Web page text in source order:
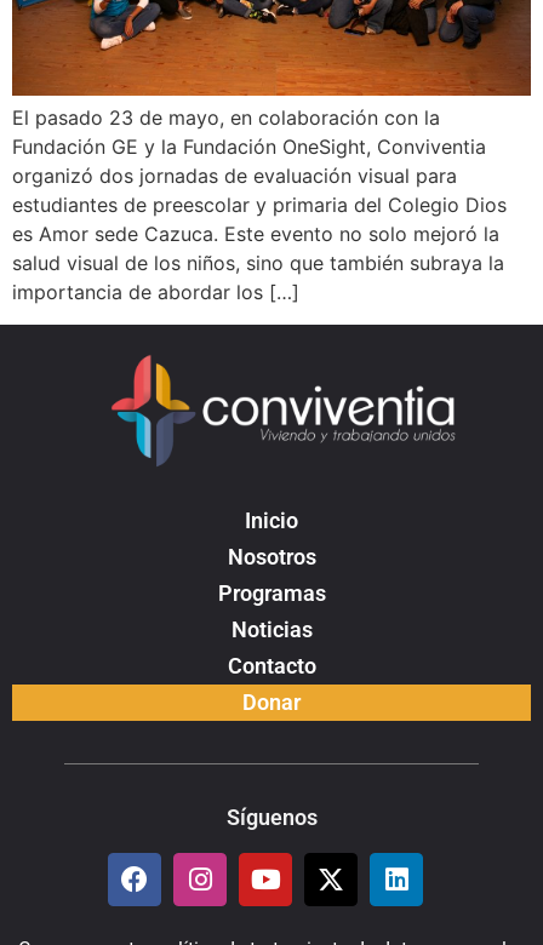
El pasado 23 de mayo, en colaboración con la
Fundación GE y la Fundación OneSight, Conviventia
organizó dos jornadas de evaluación visual para
estudiantes de preescolar y primaria del Colegio Dios
es Amor sede Cazuca. Este evento no solo mejoró la
salud visual de los niños, sino que también subraya la
importancia de abordar los […]
Inicio
Nosotros
Programas
Noticias
Contacto
Donar
Síguenos